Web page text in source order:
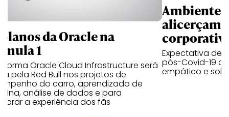
da Oracle na
1
Oracle Cloud Infrastructure será
pela Red Bull nos projetos de
do carro, aprendizado de
análise de dados e para
a experiência dos fãs
Ambientes
alicerçam
Expectativa de
pós-Covid-19
empático e